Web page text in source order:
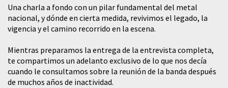
​Una charla a fondo con un pilar fundamental del metal
nacional, y dónde en cierta medida, revivimos el legado, la
vigencia y el camino recorrido en la escena.
Mientras preparamos la entrega de la entrevista completa,
te compartimos un adelanto exclusivo de lo que nos decía
cuando le consultamos sobre la reunión de la banda después
de muchos años de inactividad.